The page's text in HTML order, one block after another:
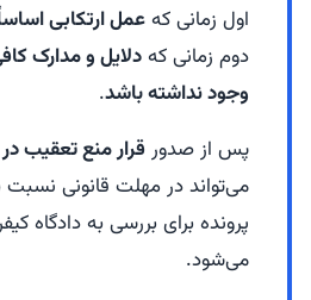
اول زمانی کهعمل ارتکابی
دوم زمانی کهدلایل و مدارک
وجود نداشته باشد.
پس از صدور قرار منع تعقیب
می‌تواند در مهلت قانونی
پرونده برای بررسی به دادگاه
می‌شود.